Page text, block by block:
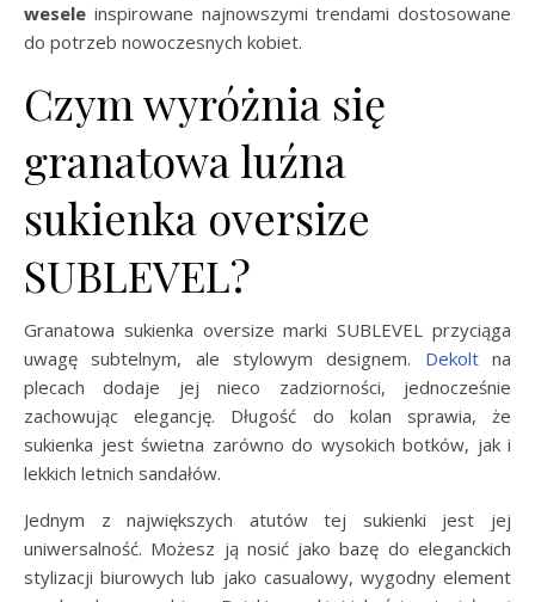
wesele inspirowane najnowszymi trendami dostosowane
do potrzeb nowoczesnych kobiet.
Czym wyróżnia się
granatowa luźna
sukienka oversize
SUBLEVEL?
Granatowa sukienka oversize marki SUBLEVEL przyciąga
uwagę subtelnym, ale stylowym designem. Dekoltna
plecach dodaje jej nieco zadziorności, jednocześnie
zachowując elegancję. Długość do kolan sprawia, że
sukienka jest świetna zarówno do wysokich botków, jak i
lekkich letnich sandałów.
Jednym z największych atutów tej sukienki jest jej
uniwersalność. Możesz ją nosić jako bazę do eleganckich
stylizacji biurowych lub jako casualowy, wygodny element